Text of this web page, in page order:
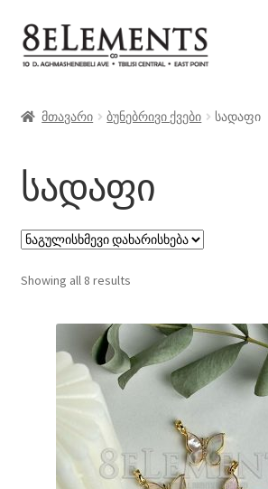
ნავიგაციაზე
გადასვლა
შიგთავსზე
გადასვლა
კონტაქტი
მთავარი ბუნებრივი ქვები სადაფი
სადაფი
Showing all 8 results